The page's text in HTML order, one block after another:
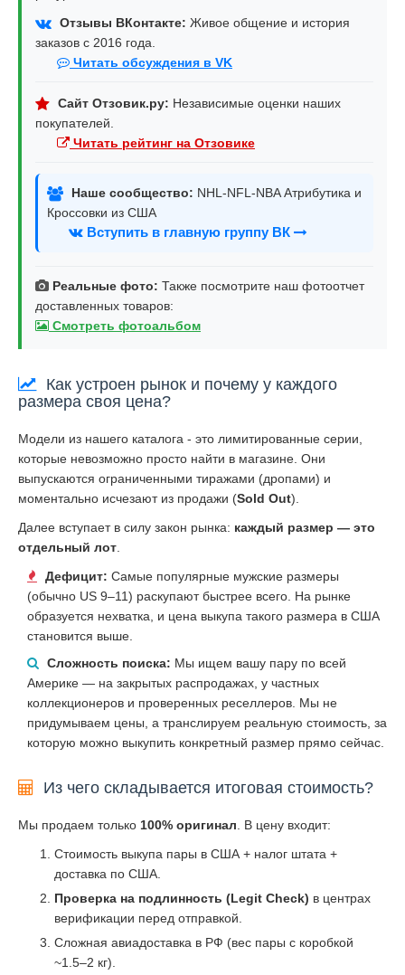
Отзывы ВКонтакте: Живое общение и история
заказов с 2016 года.
Читать обсуждения в VK
Сайт Отзовик.ру: Независимые оценки наших
покупателей.
Читать рейтинг на Отзовике
Наше сообщество: NHL-NFL-NBA Атрибутика и
Кроссовки из США
Вступить в главную группу ВК
Реальные фото: Также посмотрите наш фотоотчет
доставленных товаров:
Смотреть фотоальбом
Как устроен рынок и почему у каждого
размера своя цена?
Модели из нашего каталога - это лимитированные серии,
которые невозможно просто найти в магазине. Они
выпускаются ограниченными тиражами (дропами) и
моментально исчезают из продажи (Sold Out).
Далее вступает в силу закон рынка: каждый размер — это
отдельный лот
Дефицит: Самые популярные мужские размеры
(обычно US 9–11) раскупают быстрее всего. На рынке
образуется нехватка, и цена выкупа такого размера в США
становится выше.
Сложность поиска: Мы ищем вашу пару по всей
Америке — на закрытых распродажах, у частных
коллекционеров и проверенных реселлеров. Мы не
придумываем цены, а транслируем реальную стоимость, за
которую можно выкупить конкретный размер прямо сейчас.
Из чего складывается итоговая стоимость?
Мы продаем только 100% оригинал . В цену входит:
Стоимость выкупа пары в США + налог штата +
доставка по США.
Проверка на подлинность (Legit Check) в центрах
верификации перед отправкой.
Сложная авиадоставка в РФ (вес пары с коробкой
~1.5–2 кг).